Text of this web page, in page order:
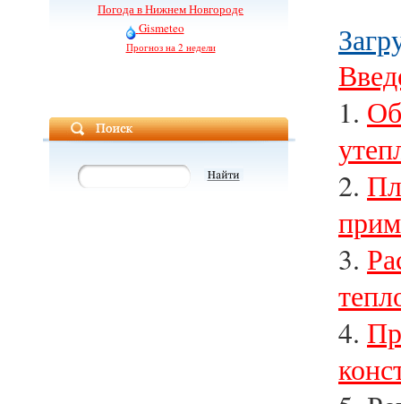
Погода в Нижнем Новгороде
Gismeteo
Прогноз на 2 недели
1.
2.
3.
4.